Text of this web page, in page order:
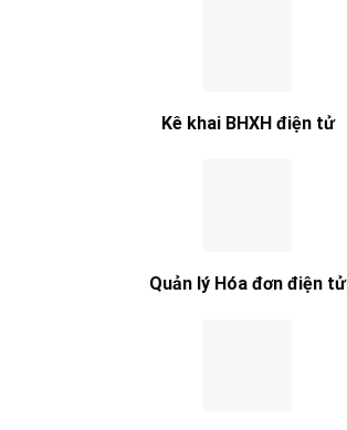
Kê khai BHXH điện tử
Quản lý Hóa đơn điện tử